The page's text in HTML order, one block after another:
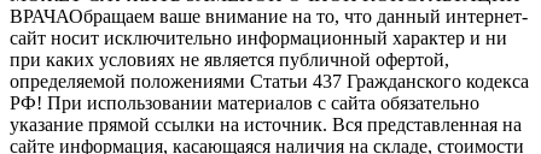
ВРАЧАОбращаем ваше внимание на то, что данный интернет-
сайт носит исключительно информационный характер и ни
при каких условиях не является публичной офертой,
определяемой положениями Статьи 437 Гражданского кодекса
РФ! При использовании материалов с сайта обязательно
указание прямой ссылки на источник. Вся представленная на
сайте информация, касающаяся наличия на складе, стоимости